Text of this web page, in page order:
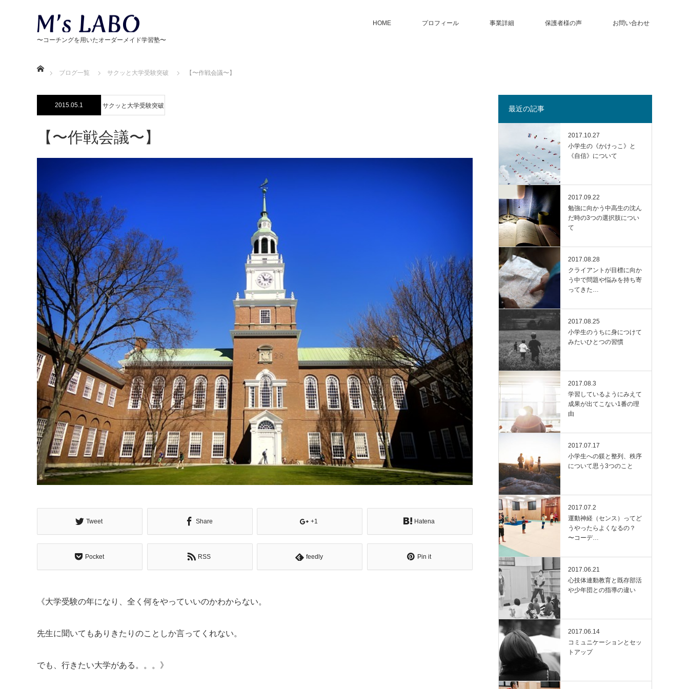
HOME プロフィール 事業詳細 保護者様の声 お問い合わせ
ブログ一覧
サクッと大学受験突破 【〜作戦会議〜】
2015.05.1 サクッと大学受験突破
【〜作戦会議〜】
Tweet Share +1 Hatena
Pocket RSS feedly Pin it
《大学受験の年になり、全く何をやっていいのかわからない。
先生に聞いてもありきたりのことしか言ってくれない。
でも、行きたい大学がある。。。》
最近の記事
2017.10.27
小学生の《かけっこ》と
《自信》について
2017.09.22
勉強に向かう中高生の沈ん
だ時の3つの選択肢につい
て
2017.08.28
クライアントが目標に向か
う中で問題や悩みを持ち寄
ってきた…
2017.08.25
小学生のうちに身につけて
みたいひとつの習慣
2017.08.3
学習しているようにみえて
成果が出てこない1番の理
由
2017.07.17
小学生への躾と整列、秩序
について思う3つのこと
2017.07.2
運動神経（センス）ってど
うやったらよくなるの？
〜コーデ…
2017.06.21
心技体連動教育と既存部活
や少年団との指導の違い
2017.06.14
コミュニケーションとセッ
トアップ